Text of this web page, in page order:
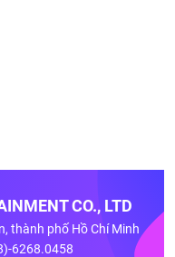
CO., LTD
thành phố Hồ Chí Minh
6268.0458